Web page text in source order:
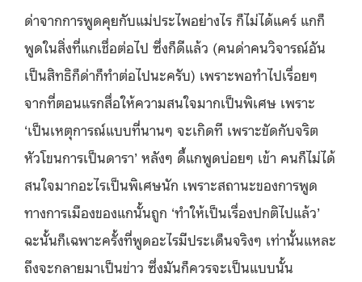
ด่าจากการพูดคุยกับแม่ประไพอย่างไร ก็ไม่ได้แคร์ แกก็
พูดในสิ่งที่แกเชื่อต่อไป ซึ่งก็ดีแล้ว (คนด่าคนวิจารณ์อัน
เป็นสิทธิก็ด่าก็ทำต่อไปนะครับ) เพราะพอทำไปเรื่อยๆ
จากที่ตอนแรกสื่อให้ความสนใจมากเป็นพิเศษ เพราะ
‘เป็นเหตุการณ์แบบที่นานๆ จะเกิดที เพราะขัดกับจริต
หัวโขนการเป็นดารา’ หลังๆ ดี้แกพูดบ่อยๆ เข้า คนก็ไม่ได้
สนใจมากอะไรเป็นพิเศษนัก เพราะสถานะของการพูด
ทางการเมืองของแกนั้นถูก ‘ทำให้เป็นเรื่องปกติไปแล้ว’
ฉะนั้นก็เฉพาะครั้งที่พูดอะไรมีประเด็นจริงๆ เท่านั้นแหละ
ถึงจะกลายมาเป็นข่าว ซึ่งมันก็ควรจะเป็นแบบนั้น